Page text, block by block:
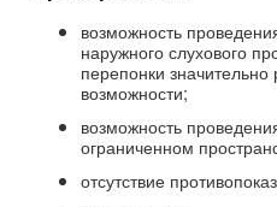
возможность
наружного слухового
перепонки
возможности;
возможность
ограниченном
отсутствие